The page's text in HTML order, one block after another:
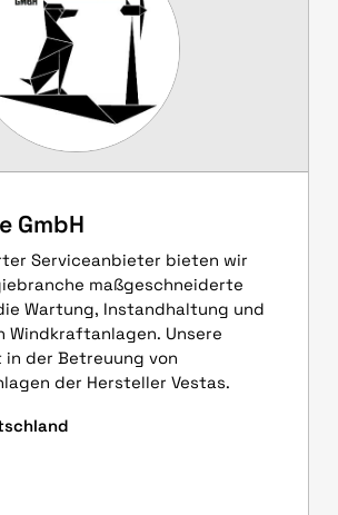
GmbH
Serviceanbieter bieten wir
maßgeschneiderte
Wartung, Instandhaltung und
Windkraftanlagen. Unsere
der Betreuung von
der Hersteller Vestas.